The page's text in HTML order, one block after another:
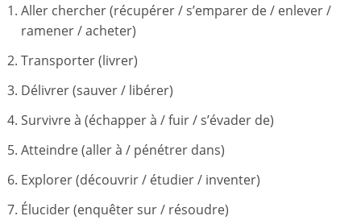
Aller chercher (récupérer / s’emparer de / enlever /
ramener / acheter)
Transporter (livrer)
Délivrer (sauver / libérer)
Survivre à (échapper à / fuir / s’évader de)
Atteindre (aller à / pénétrer dans)
Explorer (découvrir / étudier / inventer)
Élucider (enquêter sur / résoudre)